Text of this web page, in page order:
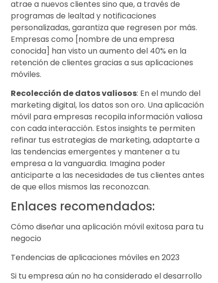
atrae a nuevos clientes sino que, a través de
programas de lealtad y notificaciones
personalizadas, garantiza que regresen por más.
Empresas como [nombre de una empresa
conocida] han visto un aumento del 40% en la
retención de clientes gracias a sus aplicaciones
móviles.
Recolección de datos valiosos: En el mundo del
marketing digital, los datos son oro. Una aplicación
móvil para empresas recopila información valiosa
con cada interacción. Estos insights te permiten
refinar tus estrategias de marketing, adaptarte a
las tendencias emergentes y mantener a tu
empresa a la vanguardia. Imagina poder
anticiparte a las necesidades de tus clientes antes
de que ellos mismos las reconozcan.
Enlaces recomendados:
Cómo diseñar una aplicación móvil exitosa para tu
negocio
Tendencias de aplicaciones móviles en 2023
Si tu empresa aún no ha considerado el desarrollo